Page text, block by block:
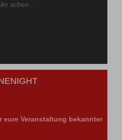
schon...
eure Veranstaltung bekannter